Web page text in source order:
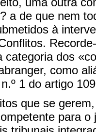
a de que nem
à
categoria dos
como
1 do artigo
que se
para